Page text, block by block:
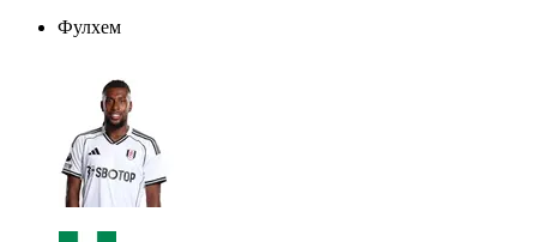
Фулхем